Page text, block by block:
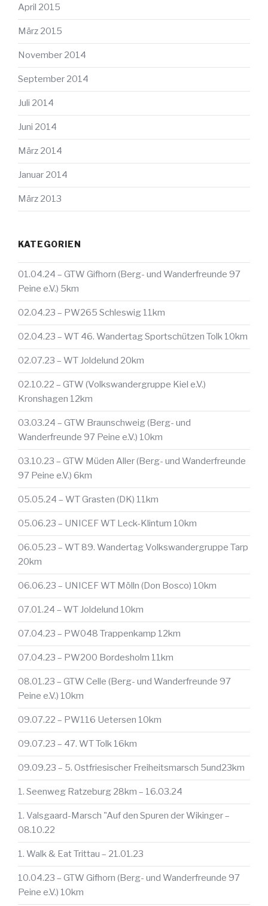
April 2015
März 2015
November 2014
September 2014
Juli 2014
Juni 2014
März 2014
Januar 2014
März 2013
KATEGORIEN
01.04.24 – GTW Gifhorn (Berg- und Wanderfreunde 97
Peine e.V.) 5km
02.04.23 – PW265 Schleswig 11km
02.04.23 – WT 46. Wandertag Sportschützen Tolk 10km
02.07.23 – WT Joldelund 20km
02.10.22 – GTW (Volkswandergruppe Kiel e.V.)
Kronshagen 12km
03.03.24 – GTW Braunschweig (Berg- und
Wanderfreunde 97 Peine e.V.) 10km
03.10.23 – GTW Müden Aller (Berg- und Wanderfreunde
97 Peine e.V.) 6km
05.05.24 – WT Grasten (DK) 11km
05.06.23 – UNICEF WT Leck-Klintum 10km
06.05.23 – WT 89. Wandertag Volkswandergruppe Tarp
20km
06.06.23 – UNICEF WT Mölln (Don Bosco) 10km
07.01.24 – WT Joldelund 10km
07.04.23 – PW048 Trappenkamp 12km
07.04.23 – PW200 Bordesholm 11km
08.01.23 – GTW Celle (Berg- und Wanderfreunde 97
Peine e.V.) 10km
09.07.22 – PW116 Uetersen 10km
09.07.23 – 47. WT Tolk 16km
09.09.23 – 5. Ostfriesischer Freiheitsmarsch 5und23km
1. Seenweg Ratzeburg 28km – 16.03.24
1. Valsgaard-Marsch "Auf den Spuren der Wikinger –
08.10.22
1. Walk & Eat Trittau – 21.01.23
10.04.23 – GTW Gifhorn (Berg- und Wanderfreunde 97
Peine e.V.) 10km